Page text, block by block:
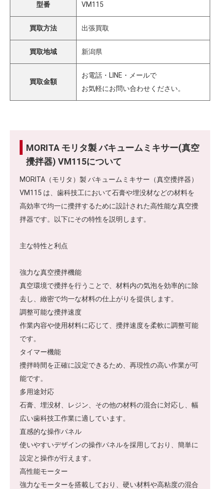
型番 VM115
買取方法 出張買取
買取地域 新潟県
買取金額
お電話・LINE・メールで
お気軽にお問い合わせください。
MORITA モリタ製 バキュームミキサー(真空
攪拌器) VM115について
MORITA（モリタ）製 バキュームミキサー（真空攪拌器）
VM115 は、歯科技工において石膏や埋没材などの材料を
高効率で均一に攪拌するために設計された高性能な真空攪
拌器です。以下にその特性を説明します。
主な特性と利点
強力な真空攪拌機能
真空環境で攪拌を行うことで、材料内の気泡を効率的に除
去し、緻密で均一な材料の仕上がりを提供します。
調整可能な攪拌速度
作業内容や使用材料に応じて、攪拌速度を柔軟に調整可能
です。
タイマー機能
攪拌時間を正確に設定できるため、再現性の高い作業が可
能です。
多用途対応
石膏、埋没材、レジン、その他の材料の混合に対応し、幅
広い歯科技工作業に適しています。
直感的な操作パネル
使いやすいデザインの操作パネルを採用しており、簡単に
設定と操作が行えます。
高性能モーター
強力なモーターを搭載しており、硬い材料や高粘度の混合